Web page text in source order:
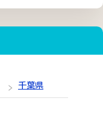
千葉県